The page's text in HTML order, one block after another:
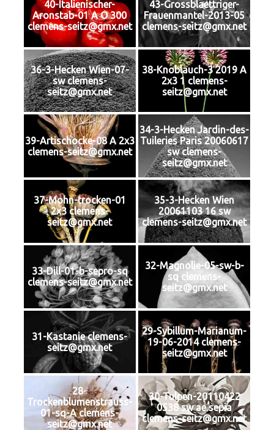
40-Italienischer-
Aronstab-01 A O 300
clemens-seitz@gmx.net
43-Grossblaettriger-
Frauenmantel-2013-05
clemens-seitz@gmx.net
36-3-Hecken Wien-07-
sw clemens-
seitz@gmx.net
38-Knoblauch-3 2019 A
2x3 1 clemens-
seitz@gmx.net
39-Artischocke-08 A 2x3
clemens-seitz@gmx.net
34-3-Hecken Jardin-des-
Tuileries Paris 20060617
sw clemens-
seitz@gmx.net
37-Mohn-trocken-01
2x3 clemens-
seitz@gmx.net
35-3-Hecken Wien
20061103 16 sw
clemens-seitz@gmx.net
33-Dill-01-b-sepro-sq
clemens-seitz@gmx.net
32-Magnolie-05-sw-b-
sq clemens-
seitz@gmx.net
31-Kastanie clemens-
seitz@gmx.net
29-Sybillum-Marianum-
19-06-2014 clemens-
seitz@gmx.net
28-
Trockenblumenstrauss-
01-sq-A clemens-
seitz@gmx.net
30-Tulpen-20110422
0538 sw ae sepia
clemens-seitz@gmx.net